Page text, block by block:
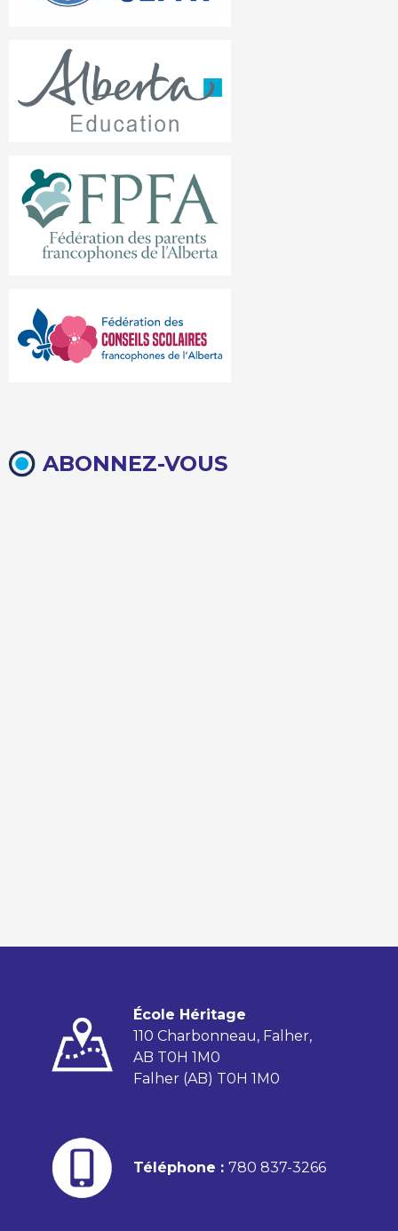
ABONNEZ-VOUS
École Héritage
110 Charbonneau, Falher,
AB T0H 1M0
Falher (AB) T0H 1M0
Téléphone : 780 837-3266